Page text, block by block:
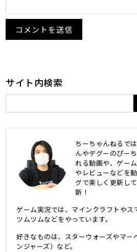
サイト内検索
ちーちゃんねるで
んやデグーのぴー
れる動画や、ゲー
やレビューなどを
グで楽しく更新し
新！
ゲーム実況では、マインクラフトやス
ツムツムなどをやっています。
好きなものは、スターウォーズやマー
ンジャーズ）など。